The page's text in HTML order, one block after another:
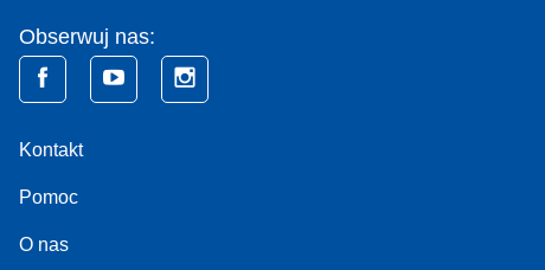
Obserwuj nas:
Kontakt
Pomoc
O nas